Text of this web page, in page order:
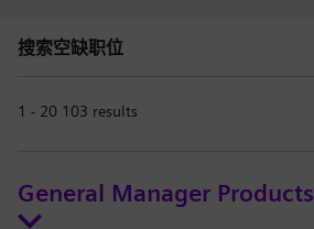
搜索空缺职位
1 - 20 103 results
General Manager Products